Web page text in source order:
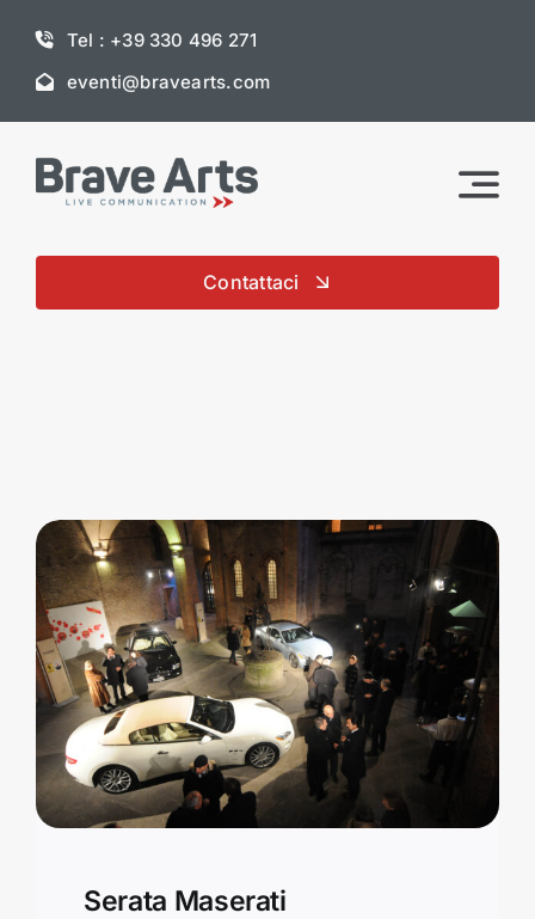
content
Tel : +39 330 496 271
eventi@bravearts.com
Contattaci
Serata Maserati